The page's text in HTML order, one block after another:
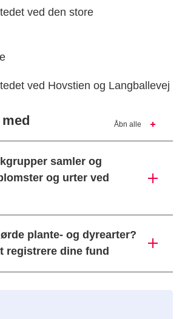
ved den store
ved Hovstien og Langballevej
Åbn alle
samler og
og urter ved
plante- og dyrearter?
registrere dine fund